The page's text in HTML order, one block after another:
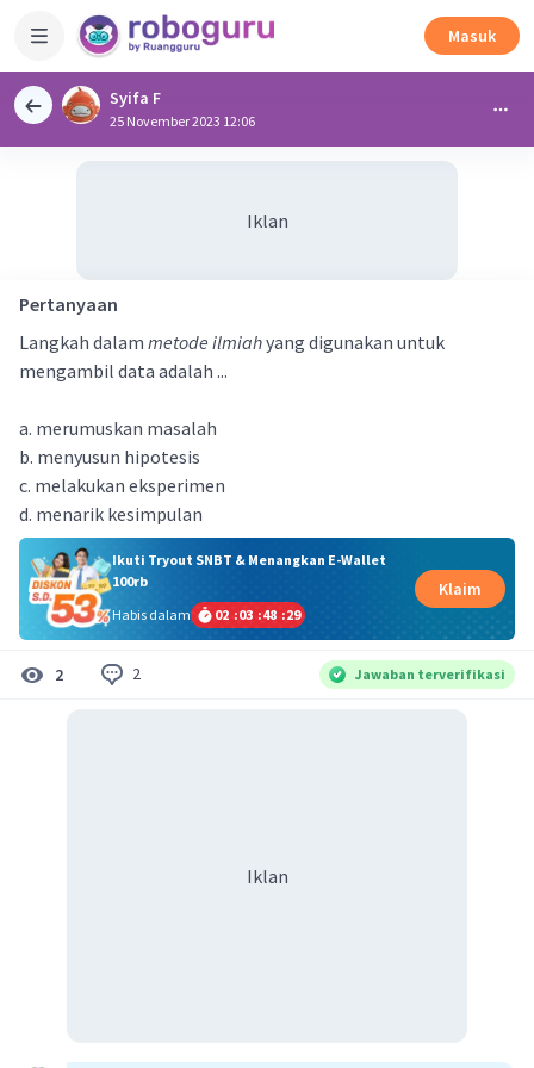
Masuk
Syifa F
25 November 2023 12:06
Iklan
Pertanyaan
Langkah dalam metode ilmiahyang digunakan untuk
mengambil data adalah ...
a. merumuskan masalah
b. menyusun hipotesis
c. melakukan eksperimen
d. menarik kesimpulan
Ikuti Tryout SNBT & Menangkan E-Wallet
100rb
Habis dalam
02 :03 :48 :29
Klaim
2 2 Jawaban terverifikasi
Iklan